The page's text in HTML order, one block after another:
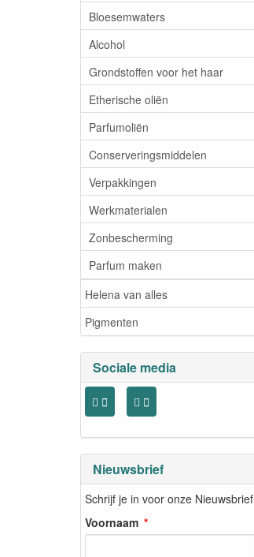
Bloesemwaters
Alcohol
Grondstoffen voor het haar
Etherische oliën
Parfumoliën
Conserveringsmiddelen
Verpakkingen
Werkmaterialen
Zonbescherming
Parfum maken
Helena van alles
Pigmenten
Sociale media
Nieuwsbrief
Schrijf je in voor onze Nieuwsbrief
Voornaam